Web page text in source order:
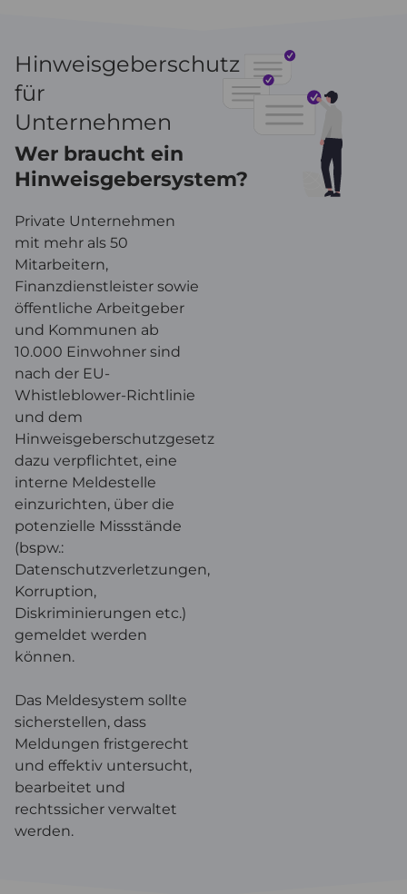
Hinweisgeberschutz
für
Unternehmen
Wer braucht ein
Hinweisgebersystem?
Private Unternehmen
mit mehr als 50
Mitarbeitern,
Finanzdienstleister sowie
öffentliche Arbeitgeber
und Kommunen ab
10.000 Einwohner sind
nach der EU-
Whistleblower-Richtlinie
und dem
Hinweisgeberschutzgesetz
dazu verpflichtet, eine
interne Meldestelle
einzurichten, über die
potenzielle Missstände
(bspw.:
Datenschutzverletzungen,
Korruption,
Diskriminierungen etc.)
gemeldet werden
können.
Das Meldesystem sollte
sicherstellen, dass
Meldungen fristgerecht
und effektiv untersucht,
bearbeitet und
rechtssicher verwaltet
werden.